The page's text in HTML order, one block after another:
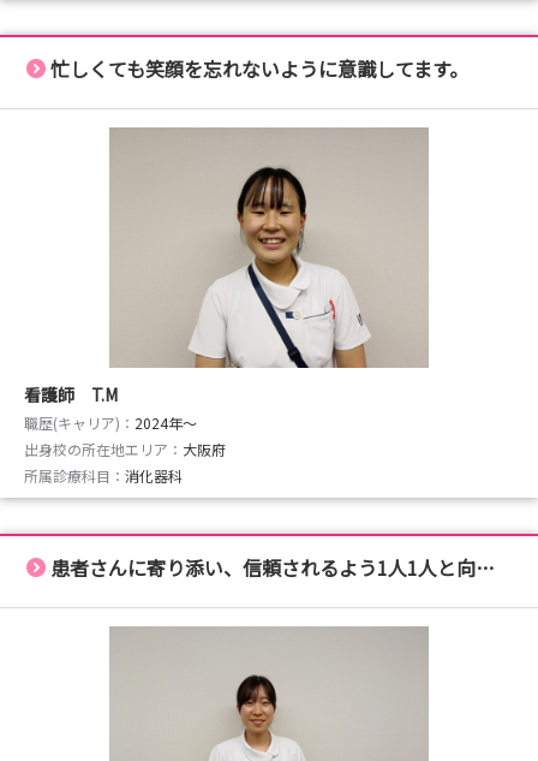
忙しくても笑顔を忘れないように意識してます。
看護師 T.M
職歴(キャリア)： 2024年〜
出身校の所在地エリア： 大阪府
所属診療科目： 消化器科
患者さんに寄り添い、信頼されるよう1人1人と向き あうこと